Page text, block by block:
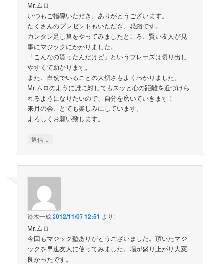
Mr.ムロ
いつもご指導いただき、ありがとうございます。
たくさんのプレゼントもいただき、恐縮です。
カンタン足し算をやってみましたところ、賢い友人が見
事にマジックにかかりました。
「こんなの貰ったんだけど」というフレーズは切り出し
やすくて助かります。
また、自然でいることの大切さもよくわかりました。
Mr.ムロのように誰に対してもスッと心の距離を近づけら
れるようになりたいので、自分を磨いていきます！
来月の会、とても楽しみにしています。
よろしくお願い致します。
返信 ↓
鈴木一成2012/11/07 12:51 より:
Mr.ムロ
今回もマジック塾ありがとうございました。頂いたマジ
ックを早速友人に使ってみました。場が盛り上がり大変
良かったです。